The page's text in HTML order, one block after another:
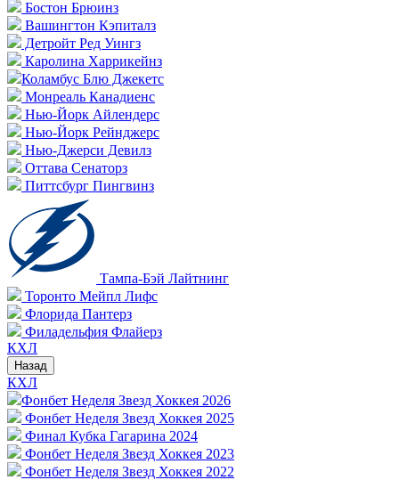
Бостон Брюинз
Вашингтон Кэпиталз
Детройт Ред Уингз
Каролина Харрикейнз
Коламбус Блю Джекетс
Монреаль Канадиенс
Нью-Йорк Айлендерс
Нью-Йорк Рейнджерс
Нью-Джерси Девилз
Оттава Сенаторз
Питтсбург Пингвинз
Тампа-Бэй Лайтнинг
Торонто Мейпл Лифс
Флорида Пантерз
Филадельфия Флайерз
КХЛ
Назад
КХЛ
Фонбет Неделя Звезд Хоккея 2026
Фонбет Неделя Звезд Хоккея 2025
Финал Кубка Гагарина 2024
Фонбет Неделя Звезд Хоккея 2023
Фонбет Неделя Звезд Хоккея 2022